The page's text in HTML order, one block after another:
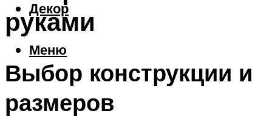
Декор
Меню
руками
Выбор конструкции и
размеров